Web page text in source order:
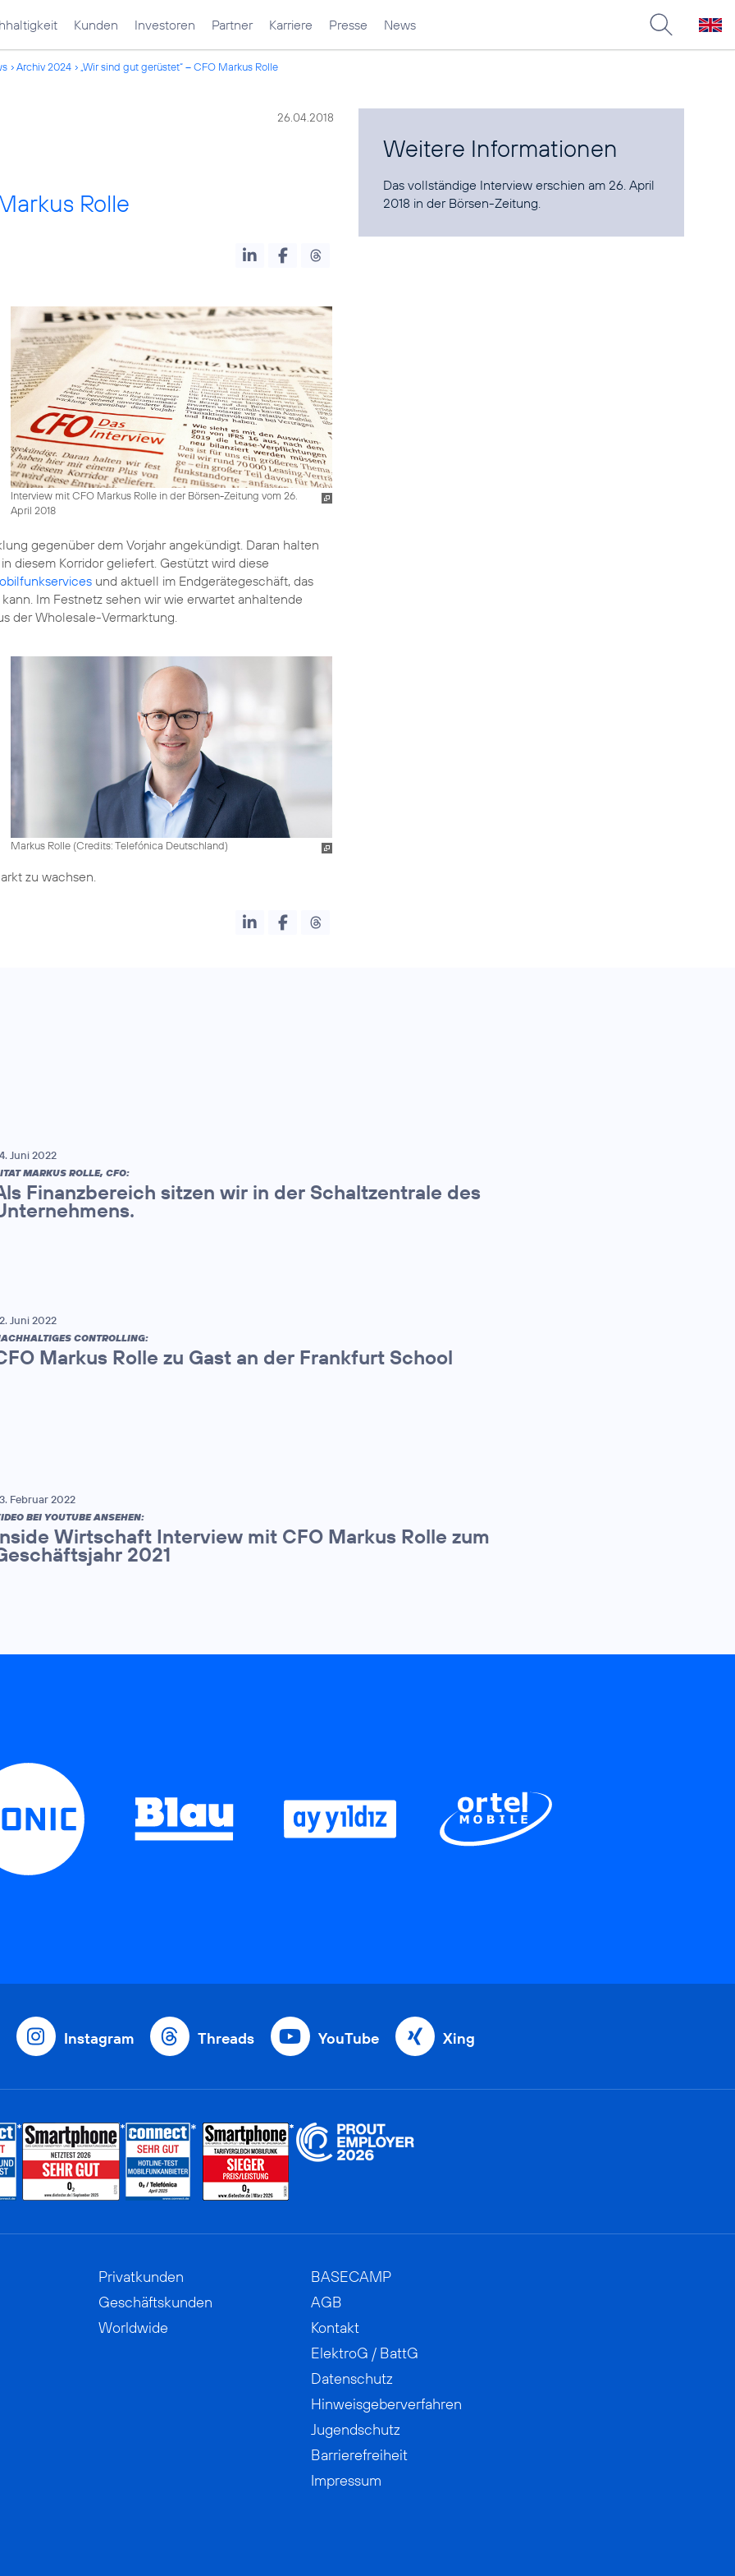
Kunden Investoren Partner Karriere Presse News
Archiv 2024 „Wir sind gut gerüstet“ – CFO Markus Rolle
26.04.2018
Rolle
Interview mit CFO Markus Rolle in der Börsen-Zeitung vom 26.
April 2018
gegenüber dem Vorjahr angekündigt. Daran halten
diesem Korridor geliefert. Gestützt wird diese
und aktuell im Endgerätegeschäft, das
Im Festnetz sehen wir wie erwartet anhaltende
der Wholesale-Vermarktung.
Markus Rolle (Credits: Telefónica Deutschland)
zu wachsen.
Weitere Informationen
Das vollständige Interview erschien am 26. April
2018 in der Börsen-Zeitung.
Juni 2022
MARKUS ROLLE, CFO:
Finanzbereich sitzen wir in der Schaltzentrale des
Juni 2022
CONTROLLING:
Markus Rolle zu Gast an der Frankfurt School
Februar 2022
BEI YOUTUBE ANSEHEN:
Wirtschaft Interview mit CFO Markus Rolle zum
2021
Instagram Threads YouTube Xing
Privatkunden
Geschäftskunden
Worldwide
BASECAMP
AGB
Kontakt
ElektroG / BattG
Datenschutz
Hinweisgeberverfahren
Jugendschutz
Barrierefreiheit
Impressum